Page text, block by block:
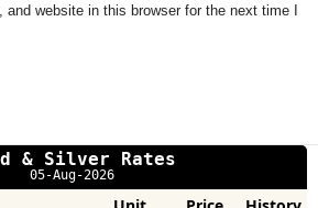
website in this browser for the next time I